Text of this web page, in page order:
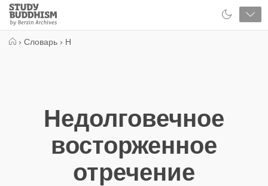
Close
Study
Buddhism
› Словарь › Н
Недолговечное
восторженное
отречение